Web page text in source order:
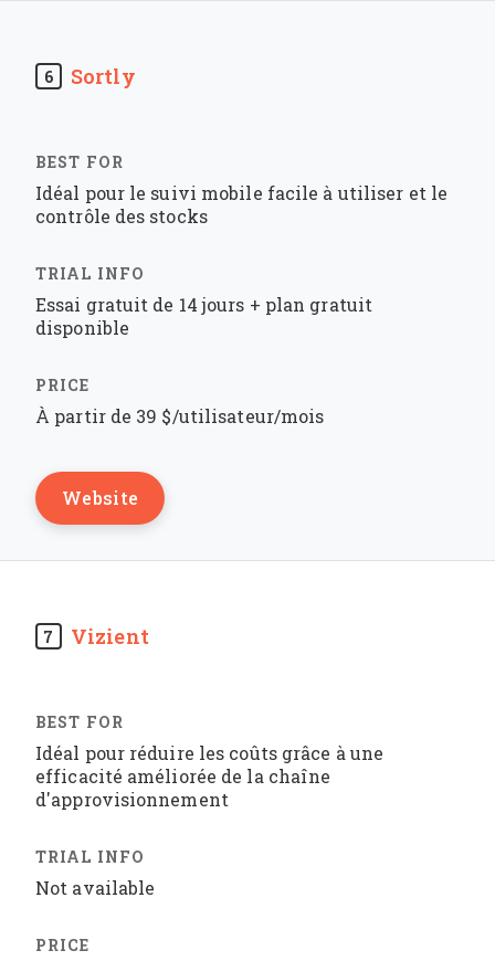
6 Sortly
Idéal pour le suivi mobile facile à utiliser et le
contrôle des stocks
Essai gratuit de 14 jours + plan gratuit
disponible
À partir de 39 $/utilisateur/mois
Website
7 Vizient
Idéal pour réduire les coûts grâce à une
efficacité améliorée de la chaîne
d'approvisionnement
Not available